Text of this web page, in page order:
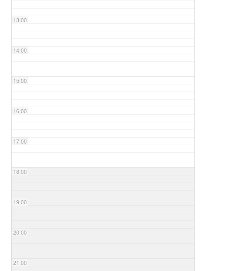
13:00
14:00
15:00
16:00
17:00
18:00
19:00
20:00
21:00